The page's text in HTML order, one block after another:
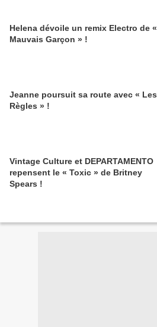
Helena dévoile un remix Electro de «
Mauvais Garçon » !
Jeanne poursuit sa route avec « Les
Règles » !
Vintage Culture et DEPARTAMENTO
repensent le « Toxic » de Britney
Spears !